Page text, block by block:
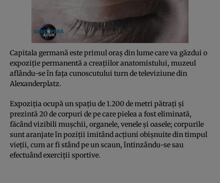
Capitala germană este primul oraş din lume care va găzdui o
expoziţie permanentă a creaţiilor anatomistului, muzeul
aflându-se în faţa cunoscutului turn de televiziune din
Alexanderplatz.
Expoziţia ocupă un spaţiu de 1.200 de metri pătraţi şi
prezintă 20 de corpuri de pe care pielea a fost eliminată,
făcând vizibili muşchii, organele, venele şi oasele; corpurile
sunt aranjate în poziţii imitând acţiuni obişnuite din timpul
vieţii, cum ar fi stând pe un scaun, întinzându-se sau
efectuând exerciţii sportive.